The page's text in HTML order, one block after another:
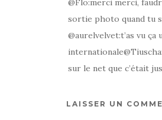
@Flo:merci merci,
sortie photo quand tu
@aurelvelvet:t’as vu ça
sur le net que c’était
LAISSER UN